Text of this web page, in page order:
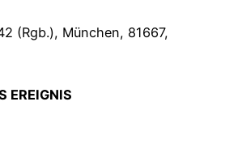
(Rgb.), München, 81667,
EREIGNIS